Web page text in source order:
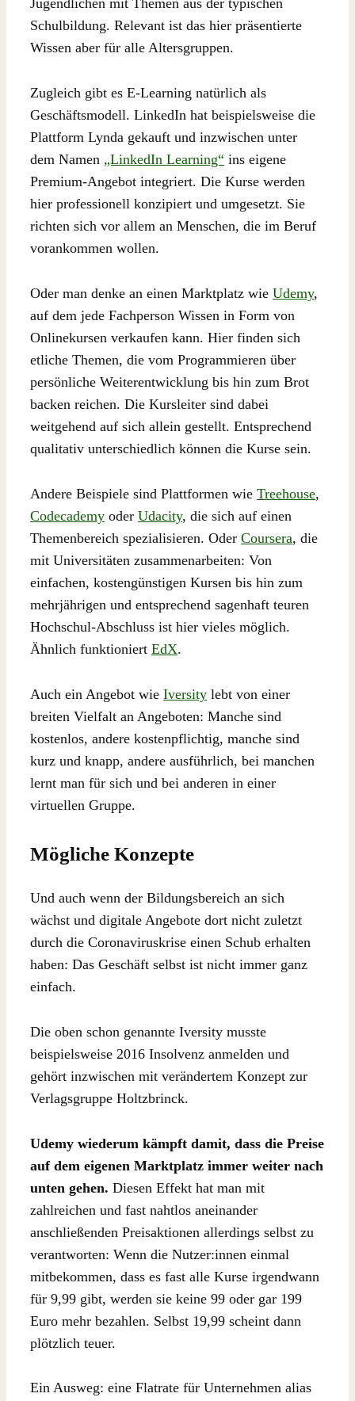
Jugendlichen mit Themen aus der typischen
Schulbildung. Relevant ist das hier präsentierte
Wissen aber für alle Altersgruppen.
Zugleich gibt es E-Learning natürlich als
Geschäftsmodell. LinkedIn hat beispielsweise die
Plattform Lynda gekauft und inzwischen unter
dem Namen „LinkedIn Learning“ ins eigene
Premium-Angebot integriert. Die Kurse werden
hier professionell konzipiert und umgesetzt. Sie
richten sich vor allem an Menschen, die im Beruf
vorankommen wollen.
Oder man denke an einen Marktplatz wie Udemy,
auf dem jede Fachperson Wissen in Form von
Onlinekursen verkaufen kann. Hier finden sich
etliche Themen, die vom Programmieren über
persönliche Weiterentwicklung bis hin zum Brot
backen reichen. Die Kursleiter sind dabei
weitgehend auf sich allein gestellt. Entsprechend
qualitativ unterschiedlich können die Kurse sein.
Andere Beispiele sind Plattformen wie Treehouse,
Codecademy oder Udacity, die sich auf einen
Themenbereich spezialisieren. Oder Coursera, die
mit Universitäten zusammenarbeiten: Von
einfachen, kostengünstigen Kursen bis hin zum
mehrjährigen und entsprechend sagenhaft teuren
Hochschul-Abschluss ist hier vieles möglich.
Ähnlich funktioniert EdX.
Auch ein Angebot wie Iversity lebt von einer
breiten Vielfalt an Angeboten: Manche sind
kostenlos, andere kostenpflichtig, manche sind
kurz und knapp, andere ausführlich, bei manchen
lernt man für sich und bei anderen in einer
virtuellen Gruppe.
Mögliche Konzepte
Und auch wenn der Bildungsbereich an sich
wächst und digitale Angebote dort nicht zuletzt
durch die Coronaviruskrise einen Schub erhalten
haben: Das Geschäft selbst ist nicht immer ganz
einfach.
Die oben schon genannte Iversity musste
beispielsweise 2016 Insolvenz anmelden und
gehört inzwischen mit verändertem Konzept zur
Verlagsgruppe Holtzbrinck.
Udemy wiederum kämpft damit, dass die Preise
auf dem eigenen Marktplatz immer weiter nach
unten gehen. Diesen Effekt hat man mit
zahlreichen und fast nahtlos aneinander
anschließenden Preisaktionen allerdings selbst zu
verantworten: Wenn die Nutzer:innen einmal
mitbekommen, dass es fast alle Kurse irgendwann
für 9,99 gibt, werden sie keine 99 oder gar 199
Euro mehr bezahlen. Selbst 19,99 scheint dann
plötzlich teuer.
Ein Ausweg: eine Flatrate für Unternehmen alias